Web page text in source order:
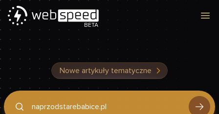
BETA
Nowe artykuły tematyczne
Podaj domenę, by sprawdzić, czy Twoja strona jest szybka